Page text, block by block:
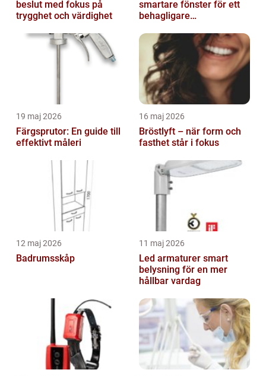
beslut med fokus på
trygghet och värdighet
smartare fönster för ett
behagligare
19 maj 2026
Färgsprutor: En guide till
effektivt måleri
16 maj 2026
Bröstlyft – när form och
fasthet står i fokus
12 maj 2026
Badrumsskåp
11 maj 2026
Led armaturer smart
belysning för en mer
hållbar vardag